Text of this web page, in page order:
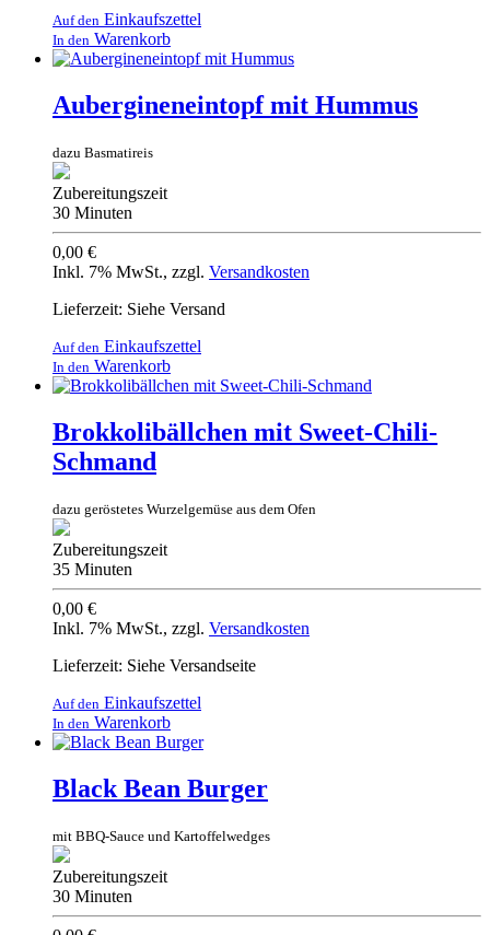
Auf den Einkaufszettel
In den Warenkorb
Aubergineneintopf mit Hummus
dazu Basmatireis
Zubereitungszeit
30 Minuten
0,00 €
Inkl. 7% MwSt., zzgl. Versandkosten
Lieferzeit: Siehe Versand
Auf den Einkaufszettel
In den Warenkorb
Brokkolibällchen mit Sweet-Chili-
Schmand
dazu geröstetes Wurzelgemüse aus dem Ofen
Zubereitungszeit
35 Minuten
0,00 €
Inkl. 7% MwSt., zzgl. Versandkosten
Lieferzeit: Siehe Versandseite
Auf den Einkaufszettel
In den Warenkorb
Black Bean Burger
mit BBQ-Sauce und Kartoffelwedges
Zubereitungszeit
30 Minuten